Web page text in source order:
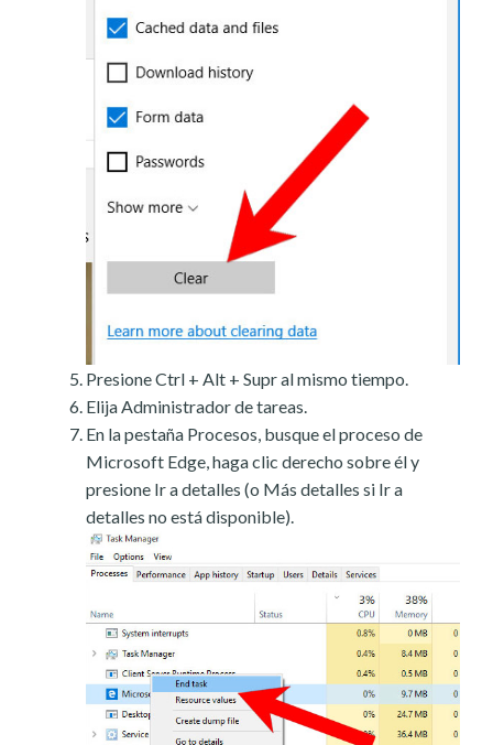
Presione Ctrl + Alt + Supr al mismo tiempo.
Elija Administrador de tareas.
En la pestaña Procesos, busque el proceso de
Microsoft Edge, haga clic derecho sobre él y
presione Ir a detalles (o Más detalles si Ir a
detalles no está disponible).